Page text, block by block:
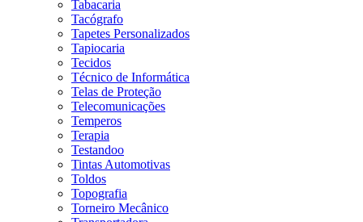
Tabacaria
Tacógrafo
Tapetes Personalizados
Tapiocaria
Tecidos
Técnico de Informática
Telas de Proteção
Telecomunicações
Temperos
Terapia
Testandoo
Tintas Automotivas
Toldos
Topografia
Torneiro Mecânico